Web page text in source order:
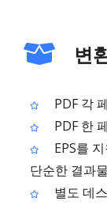
변
PDF 각
PDF 한
EPS를
단순한 결과물
별도 데